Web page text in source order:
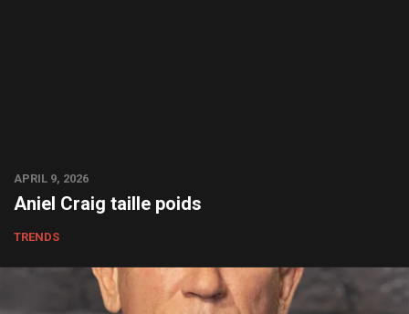
APRIL 9, 2026
Aniel Craig taille poids
TRENDS